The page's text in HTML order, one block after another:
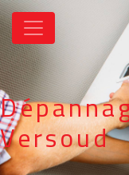
Panneau de gestion
Versoud